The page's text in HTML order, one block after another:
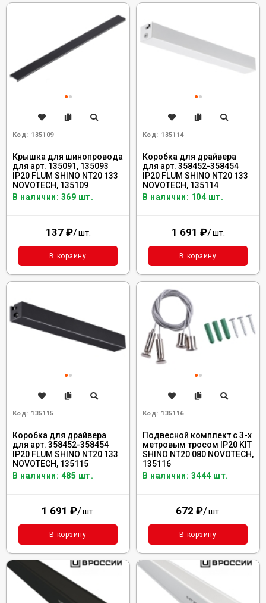
Код: 135109
Крышка для шинопровода
для арт. 135091, 135093
IP20 FLUM SHINO NT20 133
NOVOTECH, 135109
В наличии: 369 шт.
137 ₽/шт.
В корзину
Код: 135114
Коробка для драйвера
для арт. 358452-358454
IP20 FLUM SHINO NT20 133
NOVOTECH, 135114
В наличии: 104 шт.
1 691 ₽/шт.
В корзину
Код: 135115
Коробка для драйвера
для арт. 358452-358454
IP20 FLUM SHINO NT20 133
NOVOTECH, 135115
В наличии: 485 шт.
1 691 ₽/шт.
В корзину
Код: 135116
Подвесной комплект с 3-х
метровым тросом IP20 KIT
SHINO NT20 080 NOVOTECH,
135116
В наличии: 3444 шт.
672 ₽/шт.
В корзину